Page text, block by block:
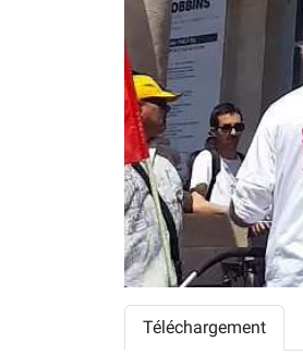
Téléchargement